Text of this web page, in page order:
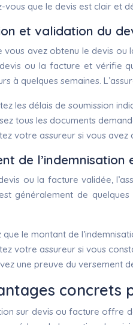
vous que le devis est clair et
et validation du
vous avez obtenu le devis ou
ou la facture et vérifie
à quelques semaines.
les délais de soumission
tous les documents
votre assureur si vous avez
de l’indemnisation
ou la facture validée,
généralement de
que le montant de
votre assureur si vous
une preuve du versement
concrets
sur devis ou facture offre